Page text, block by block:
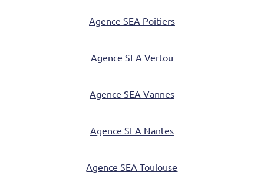
Agence SEA Poitiers
Agence SEA Vertou
Agence SEA Vannes
Agence SEA Nantes
Agence SEA Toulouse